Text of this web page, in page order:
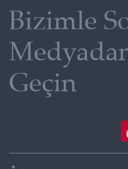
Bizimle
Geçin